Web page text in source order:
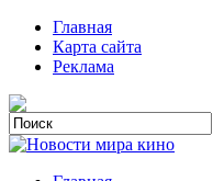
Главная
Карта сайта
Реклама